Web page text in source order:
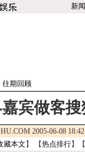
新闻
往期回顾
宾做客
2005-06-08
藏本文 】 【热点排行】【